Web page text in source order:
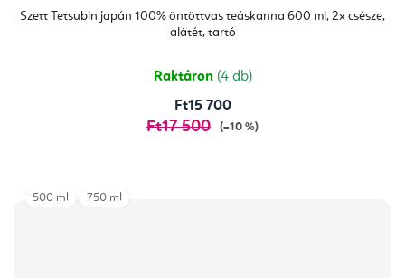
Szett Tetsubin japán 100% öntöttvas teáskanna 600 ml, 2x csésze,
alátét, tartó
Raktáron (4 db)
Ft15 700
Ft17 500 (–10 %)
500 ml 750 ml